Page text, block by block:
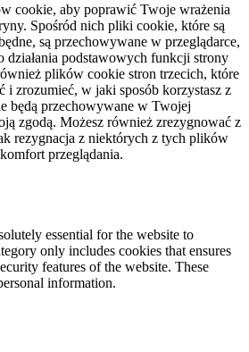
cookie, aby poprawić Twoje wrażenia
Spośród nich pliki cookie, które są
są przechowywane w przeglądarce,
działania podstawowych funkcji strony
plików cookie stron trzecich, które
i zrozumieć, w jaki sposób korzystasz z
będą przechowywane w Twojej
zgodą. Możesz również zrezygnować z
rezygnacja z niektórych z tych plików
przeglądania.
essential for the website to
only includes cookies that ensures
features of the website. These
information.